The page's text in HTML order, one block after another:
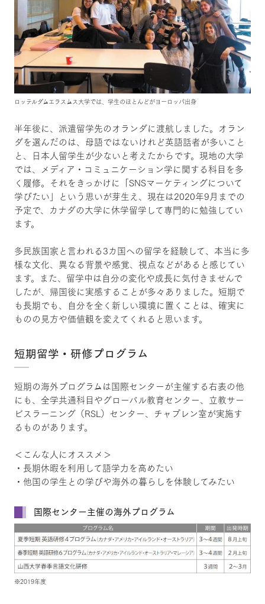
ロッテルダムエラスムス大学では、学生のほとんどがヨーロッパ出身
半年後に、派遣留学先のオランダに渡航しました。オラン
ダを選んだのは、母語ではないけれど英語話者が多いこと
と、日本人留学生が少ないと考えたからです。現地の大学
では、メディア・コミュニケーション学に関する科目を多
く履修。それをきっかけに「SNSマーケティングについて
学びたい」という思いが芽生え、現在は2020年9月までの
予定で、カナダの大学に休学留学して専門的に勉強してい
ます。
多民族国家と言われる3カ国への留学を経験して、本当に多
様な文化、異なる背景や感覚、視点などがあると感じてい
ます。また、留学中は自分の変化や成長に気付きませんで
したが、帰国後に実感することが多々ありました。短期で
も長期でも、自分を全く新しい環境に置くことは、確実に
ものの見方や価値観を変えてくれると思います。
短期留学・研修プログラム
短期の海外プログラムは国際センターが主催する右表の他
にも、全学共通科目やグローバル教育センター、立教サー
ビスラーニング（RSL）センター、チャプレン室が実施す
るものがあります。
＜こんな人にオススメ＞
・長期休暇を利用して語学力を高めたい
・他国の学生との学びや海外の暮らしを体験してみたい
国際センター主催の海外プログラム
※2019年度